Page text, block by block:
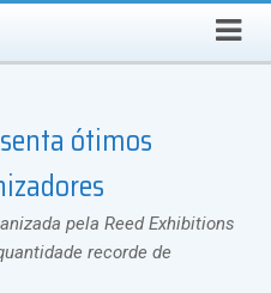
Busca
ótimos
pela Reed Exhibitions
recorde de